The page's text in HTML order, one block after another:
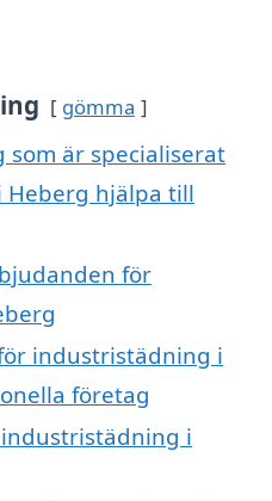
gömma
som är specialiserat
hjälpa till
för
industristädning i
företag
i